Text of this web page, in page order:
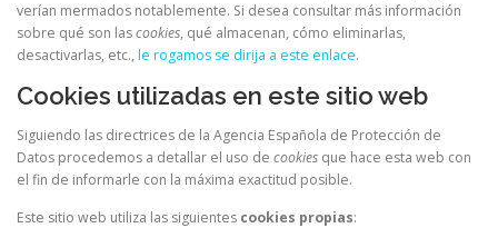
verían mermados notablemente. Si desea consultar más información
sobre qué son lascookies, qué almacenan, cómo eliminarlas,
desactivarlas, etc., le rogamos se dirija a este enlace.
Cookies utilizadas en este sitio web
Siguiendo las directrices de la Agencia Española de Protección de
Datos procedemos a detallar el uso de cookies que hace esta web con
el fin de informarle con la máxima exactitud posible.
Este sitio web utiliza las siguientes cookies propias: